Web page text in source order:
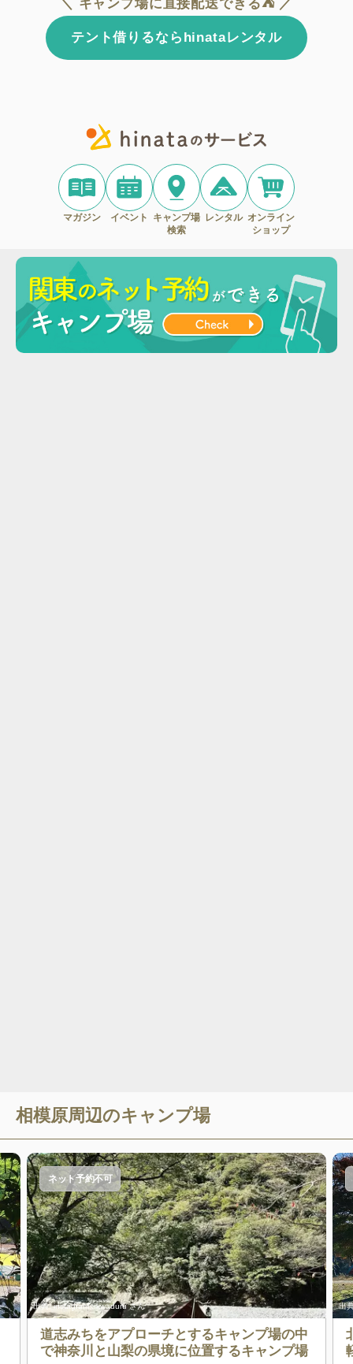
＼ キャンプ場に直接配送できる⛺ ／
テント借りるならhinataレンタル
マガジン イベント
キャンプ場
検索
レンタル オンライン
ショップ
相模原周辺のキャンプ場
出典:instagram : kwaduru さん
ネット予約不可
道志みちをアプローチとするキャンプ場の中
で神奈川と山梨の県境に位置するキャンプ場
出